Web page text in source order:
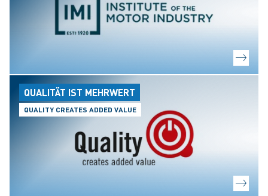
QUALITÄT IST MEHRWERT
QUALITY CREATES ADDED VALUE